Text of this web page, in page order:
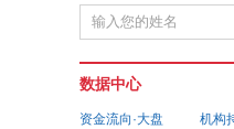
数据中心
资金流向·大盘 机构